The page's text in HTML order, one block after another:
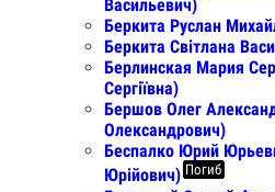
Васильевич)
Беркита Руслан
Беркита Світлана
Берлинская Мария
Сергіївна)
Бершов Олег
Олександрович)
Беспалко Юрий
Юрійович) Погиб